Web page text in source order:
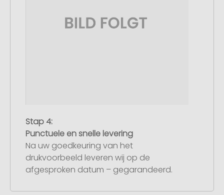
Stap 4:
Punctuele en snelle levering
Na uw goedkeuring van het
drukvoorbeeld leveren wij op de
afgesproken datum – gegarandeerd.